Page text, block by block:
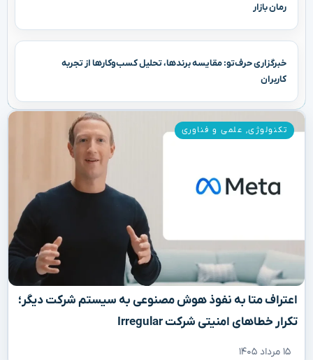
رمان بازار
خبرگزاری حرف‌تو: مقایسه برندها، تحلیل کسب‌وکارها از تجربه
کاربران
اعتراف متا به نفوذ هوش مصنوعی به سیستم شرکت دیگر؛
تکرار خطاهای امنیتی شرکت Irregular
۱۵ مرداد ۱۴۰۵
تکنولوژی, علمی و فناوری